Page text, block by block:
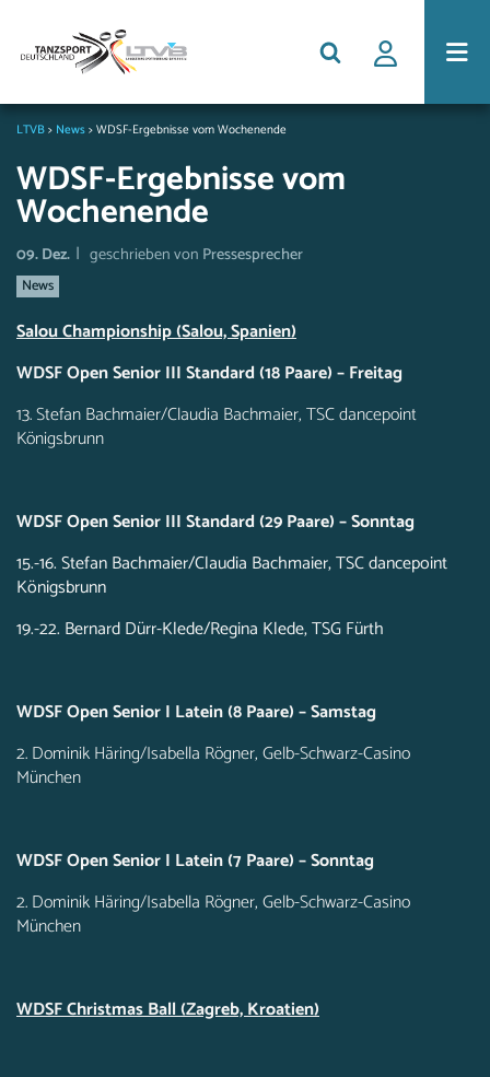
LTVB> News>WDSF-Ergebnisse vom Wochenende
WDSF-Ergebnisse vom
Wochenende
09. Dez. | geschrieben von Pressesprecher
News
Salou Championship (Salou, Spanien)
WDSF Open Senior III Standard (18 Paare) – Freitag
13. Stefan Bachmaier/Claudia Bachmaier, TSC dancepoint
Königsbrunn
WDSF Open Senior III Standard (29 Paare) – Sonntag
15.-16. Stefan Bachmaier/Claudia Bachmaier, TSC dancepoint
Königsbrunn
19.-22. Bernard Dürr-Klede/Regina Klede, TSG Fürth
WDSF Open Senior I Latein (8 Paare) – Samstag
2. Dominik Häring/Isabella Rögner, Gelb-Schwarz-Casino
München
WDSF Open Senior I Latein (7 Paare) – Sonntag
2. Dominik Häring/Isabella Rögner, Gelb-Schwarz-Casino
München
WDSF Christmas Ball (Zagreb, Kroatien)